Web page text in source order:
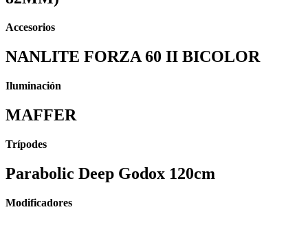
Accesorios
NANLITE FORZA 60 II BICOLOR
Iluminación
MAFFER
Trípodes
Parabolic Deep Godox 120cm
Modificadores